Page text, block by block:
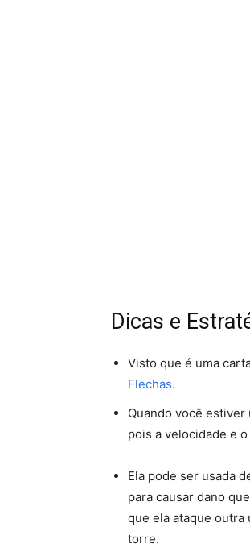
Dicas e
Visto que é uma
Flechas.
Quando você
pois a velocidade e
Ela pode ser usada
para causar dano
que ela ataque outra
torre.